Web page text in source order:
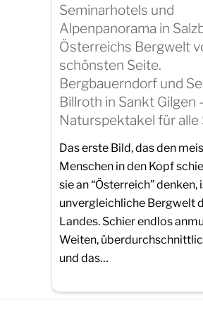
Seminarhotels und
Alpenpanorama in
Österreichs Bergwelt
schönsten Seite.
Bergbauerndorf und
Billroth in Sankt Gilgen
Naturspektakel für alle
Das erste Bild, das den
Menschen in den Kopf
sie an “Österreich” denken,
unvergleichliche Bergwelt
Landes. Schier endlos
Weiten,
und das…